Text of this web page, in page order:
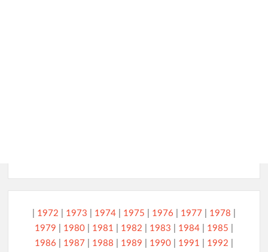
1972 1973 1974| 1975 1976 1977 1978
1979
1980| 1981 1982 1983 1984| 1985
1986
1987 1988 1989 1990| 1991 1992